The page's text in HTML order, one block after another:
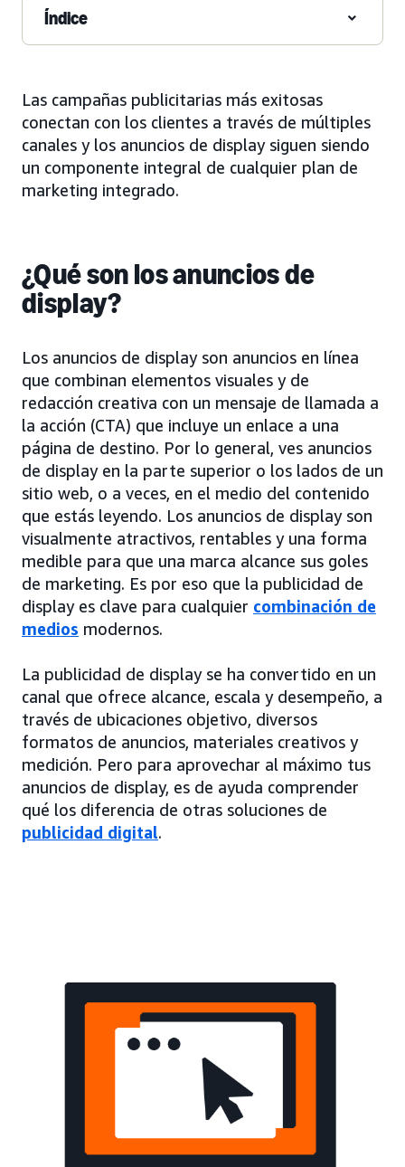
Índice
Las campañas publicitarias más exitosas
conectan con los clientes a través de múltiples
canales y los anuncios de display siguen siendo
un componente integral de cualquier plan de
marketing integrado.
¿Qué son los anuncios de
display?
Los anuncios de display son anuncios en línea
que combinan elementos visuales y de
redacción creativa con un mensaje de llamada a
la acción (CTA) que incluye un enlace a una
página de destino. Por lo general, ves anuncios
de display en la parte superior o los lados de un
sitio web, o a veces, en el medio del contenido
que estás leyendo. Los anuncios de display son
visualmente atractivos, rentables y una forma
medible para que una marca alcance sus goles
de marketing. Es por eso que la publicidad de
display es clave para cualquier combinación de
medios modernos.
La publicidad de display se ha convertido en un
canal que ofrece alcance, escala y desempeño, a
través de ubicaciones objetivo, diversos
formatos de anuncios, materiales creativos y
medición. Pero para aprovechar al máximo tus
anuncios de display, es de ayuda comprender
qué los diferencia de otras soluciones de
publicidad digital.